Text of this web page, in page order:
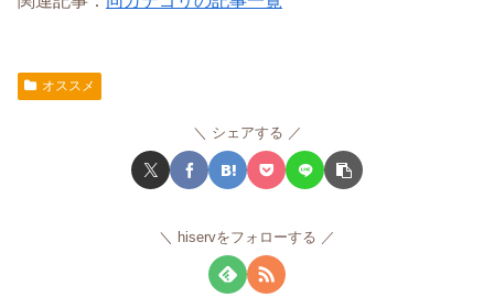
オススメ
シェアする
hiservをフォローする